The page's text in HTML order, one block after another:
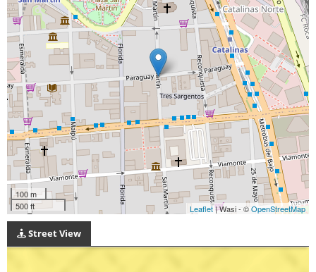
100 m
500 ft
Leaflet| Wasi - ©OpenStreetMap
Street View